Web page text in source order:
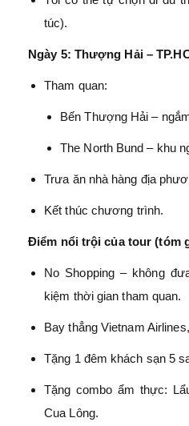
túc).
Ngày 5: Thượng Hải –
Tham quan:
Bến Thượng Hải –
The North Bund – khu
Trưa ăn nhà hàng địa
Kết thúc chương trình.
Điểm nổi trội của tour (tóm
No Shopping – không
kiệm thời gian tham quan.
Bay thẳng Vietnam
Tặng 1 đêm khách sạn 5
Tặng combo ẩm thực:
Cua Lông.